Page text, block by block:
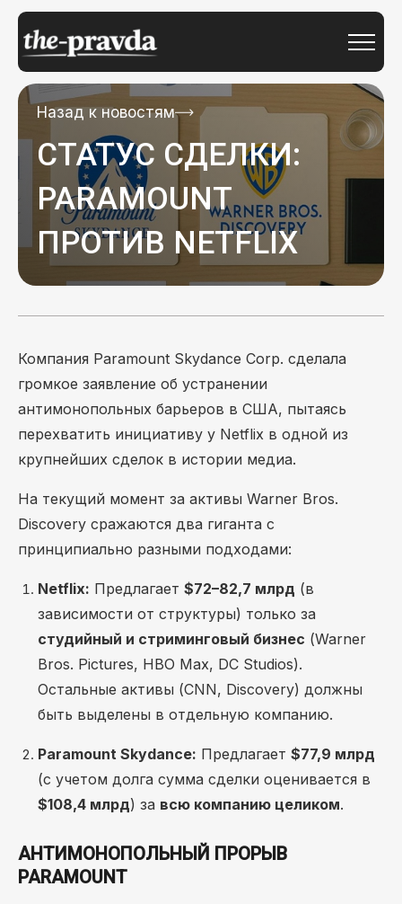
Назад к новостям
СТАТУС СДЕЛКИ:
PARAMOUNT
ПРОТИВ NETFLIX
Компания Paramount Skydance Corp. сделала
громкое заявление об устранении
антимонопольных барьеров в США, пытаясь
перехватить инициативу у Netflix в одной из
крупнейших сделок в истории медиа.
На текущий момент за активы Warner Bros.
Discovery сражаются два гиганта с
принципиально разными подходами:
Netflix: Предлагает $72–82,7 млрд (в
зависимости от структуры) только за
студийный и стриминговый бизнес (Warner
Bros. Pictures, HBO Max, DC Studios).
Остальные активы (CNN, Discovery) должны
быть выделены в отдельную компанию.
Paramount Skydance: Предлагает $77,9 млрд
(с учетом долга сумма сделки оценивается в
$108,4 млрд) за всю компанию целиком.
АНТИМОНОПОЛЬНЫЙ ПРОРЫВ
PARAMOUNT